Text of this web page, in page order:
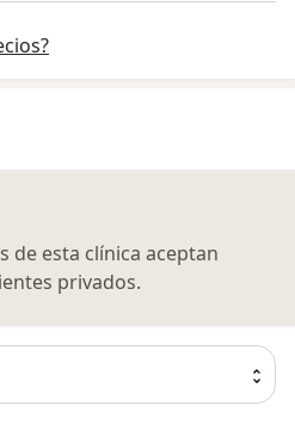
de esta clínica aceptan
privados.